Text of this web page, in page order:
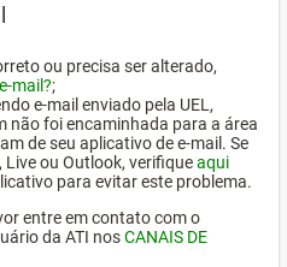
ou precisa ser alterado,
mail?;
e-mail enviado pela UEL,
não foi encaminhada para a área
de seu aplicativo de e-mail. Se
ou Outlook, verifiqueaqui
para evitar este problema.
entre em contato com o
da ATI nosCANAIS DE